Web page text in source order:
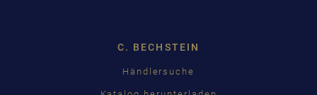
C. BECHSTEIN
Händlersuche